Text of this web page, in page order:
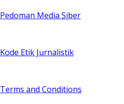
Pedoman Media Siber
Kode Etik Jurnalistik
Terms and Conditions